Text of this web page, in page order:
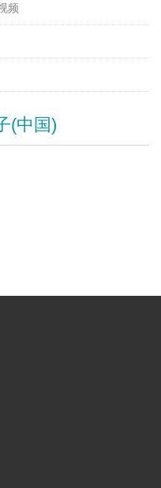
频
(中国)